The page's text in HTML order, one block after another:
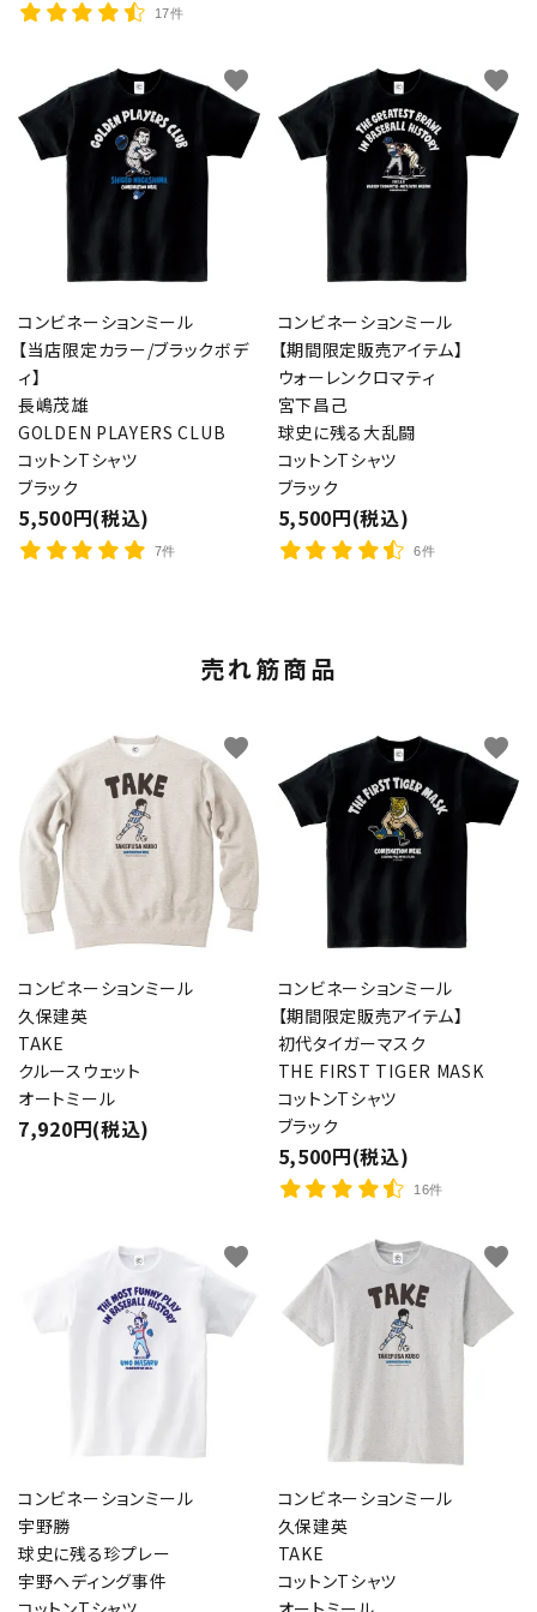
17件
コンビネーションミール
【当店限定カラー/ブラックボデ
ィ】
長嶋茂雄
GOLDEN PLAYERS CLUB
コットンTシャツ
ブラック
5,500円(税込)
7件
favorite
コンビネーションミール
【期間限定販売アイテム】
ウォーレンクロマティ
宮下昌己
球史に残る大乱闘
コットンTシャツ
ブラック
5,500円(税込)
6件
favorite
売れ筋商品
コンビネーションミール
久保建英
TAKE
クルースウェット
オートミール
7,920円(税込)
favorite
コンビネーションミール
【期間限定販売アイテム】
初代タイガーマスク
THE FIRST TIGER MASK
コットンTシャツ
ブラック
5,500円(税込)
16件
favorite
コンビネーションミール
宇野勝
球史に残る珍プレー
宇野ヘディング事件
favorite
コンビネーションミール
久保建英
TAKE
コットンTシャツ
favorite